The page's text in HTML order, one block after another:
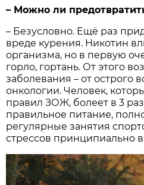
– ​Можно ли
– Безусловно. Ещё раз
вреде курения. Никотин
организма, но в первую
горло, гортань. От этого
заболевания – от острого
онкологии. Человек,
правил ЗОЖ, болеет в 3
правильное питание,
регулярные занятия
стрессов принципиально